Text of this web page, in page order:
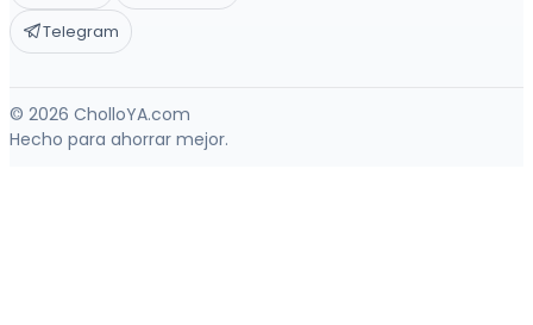
Telegram
© 2026 CholloYA.com
Hecho para ahorrar mejor.